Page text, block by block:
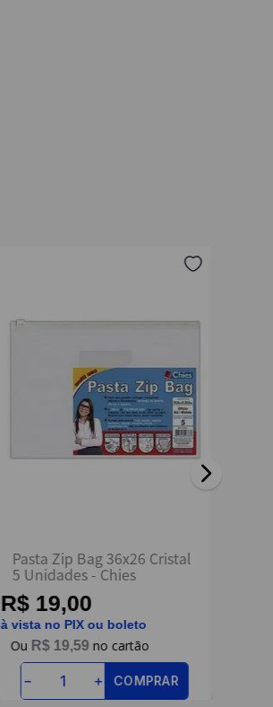
Pasta Zip Bag 36x26 Cristal
5 Unidades - Chies
R$ 19,00
à vista no PIX ou boleto
R$ 19,59
＋
－ COMPRAR